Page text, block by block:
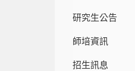
研究生公告
師培資訊
招生訊息